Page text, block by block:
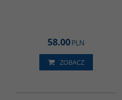
58.00PLN
ZOBACZ